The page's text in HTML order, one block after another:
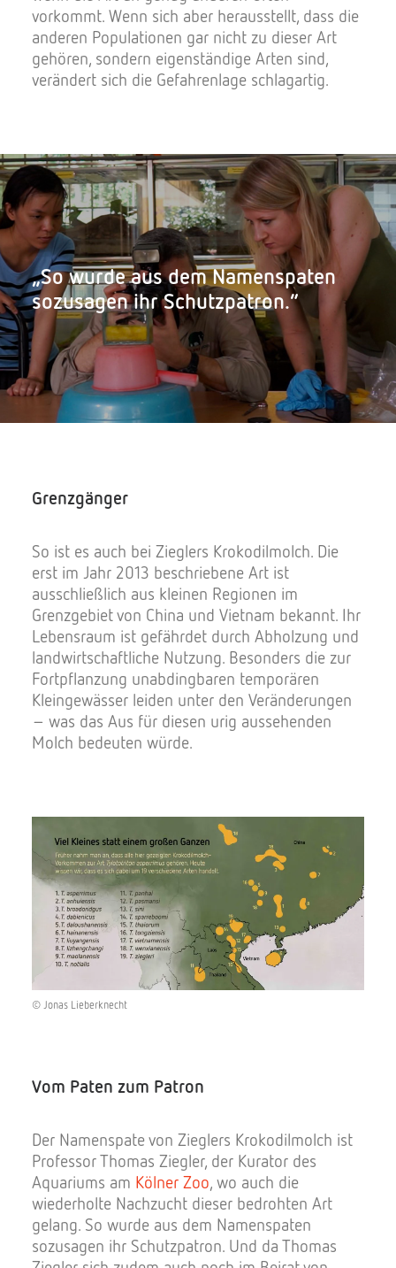
vorkommt. Wenn sich aber herausstellt, dass die
anderen Populationen gar nicht zu dieser Art
gehören, sondern eigenständige Arten sind,
verändert sich die Gefahrenlage schlagartig.
„So wurde aus dem Namenspaten
sozusagen ihr Schutzpatron.“
Grenzgänger
So ist es auch bei Zieglers Krokodilmolch. Die
erst im Jahr 2013 beschriebene Art ist
ausschließlich aus kleinen Regionen im
Grenzgebiet von China und Vietnam bekannt. Ihr
Lebensraum ist gefährdet durch Abholzung und
landwirtschaftliche Nutzung. Besonders die zur
Fortpflanzung unabdingbaren temporären
Kleingewässer leiden unter den Veränderungen
– was das Aus für diesen urig aussehenden
Molch bedeuten würde.
© Jonas Lieberknecht
Vom Paten zum Patron
Der Namenspate von Zieglers Krokodilmolch ist
Professor Thomas Ziegler, der Kurator des
Aquariums am Kölner Zoo, wo auch die
wiederholte Nachzucht dieser bedrohten Art
gelang. So wurde aus dem Namenspaten
sozusagen ihr Schutzpatron. Und da Thomas